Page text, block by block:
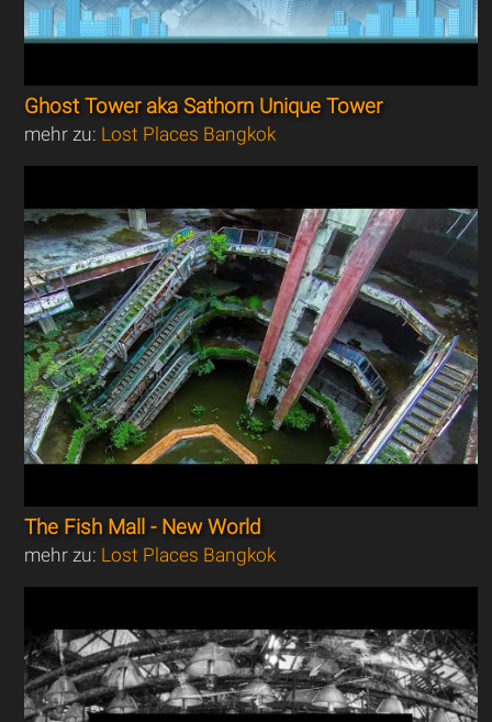
Ghost Tower aka Sathorn Unique Tower
mehr zu: Lost Places Bangkok
The Fish Mall - New World
mehr zu: Lost Places Bangkok